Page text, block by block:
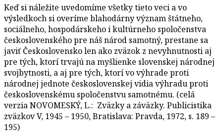
Keď si náležite uvedomíme všetky tieto veci a vo
výsledkoch si overíme blahodárny význam štátneho,
sociálneho, hospodárskeho i kultúrneho spoločenstva
československého pre náš národ samotný, prestane sa
javiť Československo len ako zväzok z nevyhnutnosti aj
pre tých, ktorí trvajú na myšlienke slovenskej národnej
svojbytnosti, a aj pre tých, ktorí vo výhrade proti
národnej jednote československej vidia výhradu proti
československému spoločenstvu samotnému. (celá
verzia NOVOMESKÝ, L.: Zväzky a záväzky. Publicistika
zväzkov V, 1945 – 1950, Bratislava: Pravda, 1972, s. 189 –
195)